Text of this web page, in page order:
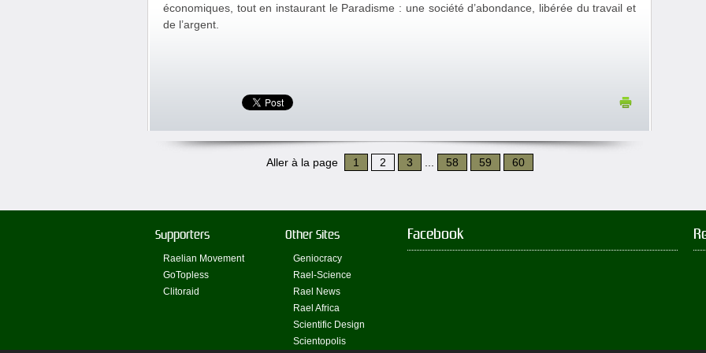
économiques, tout en instaurant le Paradisme : une société d’abondance, libérée du travail et
de l’argent.
Aller à la page 1 2 3 58 59 60
Supporters
Raelian Movement
GoTopless
Clitoraid
Other Sites
Geniocracy
Rael-Science
Rael News
Rael Africa
Scientific Design
Scientopolis
Facebook